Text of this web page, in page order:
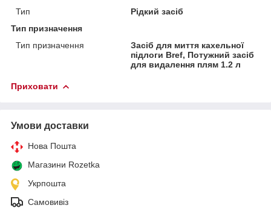
Тип
Рідкий засіб
Тип призначення
Тип призначення
Засіб для миття кахельної
підлоги Bref, Потужний засіб
для видалення плям 1.2 л
Приховати
Умови доставки
Нова Пошта
Магазини Rozetka
Укрпошта
Самовивіз